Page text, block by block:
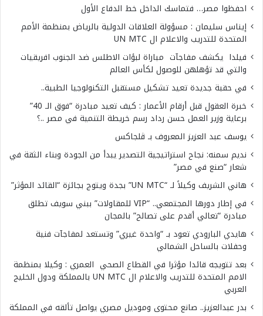
احفظوا مصر… فتماسك الداخل خط الدفاع الأول
إيناس سليمان : مسؤولة العلاقات الدولية بالرياض بمنظمة الأمم
المتحدة للتدريب والاعلام ال UN MTC
فيلدا يكشف مفاجآت مباراة لبؤات الاطلس ضد الجنوب افريقيات
والتي قد تؤهلهن للوصول لكأس العالم
في حقبة جديدة تعيد تشكيل مستقبل التكنولوجيا الطبية..
خبرة العقول قبل أرقام الأعمار : كيف تعيد مبادرة “فوق الـ 40”
برعاية وزير العمل حسن رداد رسم خريطة التنمية في مصر ..؟
يوسف عبد العزيز المعروف بـ ڤلجاكس
نديم سمنه: نجاح استراتيجية التصدير يبدأ من الجودة وبناء الثقة في
شعار “صنع في مصر”
هاني الشريف وكيلاً لـ “UN MTC” بجدة ويتوج بجائزة “القائد المؤثر”
في إطار دورها المجتمعي.. “VIP للمقاولات” ببني سويف تطلق
مبادرة “تعالي أقدم على تصالح” بالمجان
هايدي البارودي تعود بـ “واحدة غيري” وتستعد لمفاجآت فنية
وحفلات بالساحل الشمالي
بعد تتويجه قائدا مؤثرا في القطاع الصحي العمري : وكيلا بمنظمة
الامم المتحدة للتدريب والاعلام ال UN MTC بالمملكة ودول الخليج
العربي
بدر عبدالعزيز.. صانع محتوى وموديل مصري يواصل تألقه في المملكة